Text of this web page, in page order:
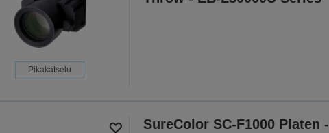
Pikakatselu
SureColor SC-F1000 Platen -